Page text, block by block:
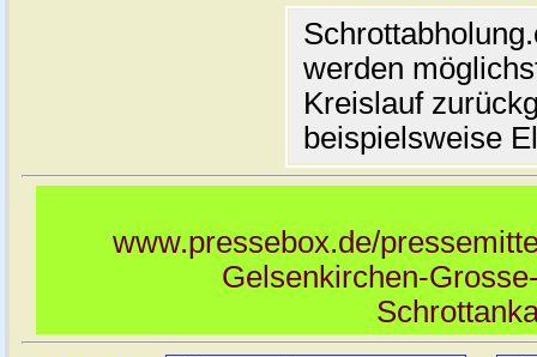
werden
Kreislauf
beispielsweise
www.pressebox.de/
Gelsenkirchen-